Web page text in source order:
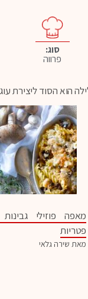
סוג:
פרווה
הוא הסוד ליצירת
מאפה פוזילי
פטריות
מאת שירה גלאי